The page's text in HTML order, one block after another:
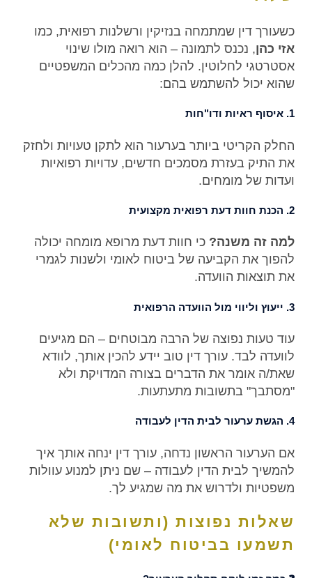
כשעורך דין שמתמחה בנזיקין ורשלנות רפואית, כמו
אזי כהן, נכנס לתמונה – הוא רואה מולו שינוי
אסטרטגי לחלוטין. להלן כמה מהכלים המשפטיים
שהוא יכול להשתמש בהם:
1. איסוף ראיות ודו"חות
החלק הקריטי ביותר בערעור הוא לתקן טעויות ולחזק
את התיק בעזרת מסמכים חדשים, עדויות רפואיות
ועדות של מומחים.
2. הכנת חוות דעת רפואית מקצועית
למה זה משנה? כי חוות דעת מרופא מומחה יכולה
להפוך את הקביעה של ביטוח לאומי ולשנות לגמרי
את תוצאות הוועדה.
3. ייעוץ וליווי מול הוועדה הרפואית
עוד טעות נפוצה של הרבה מבוטחים – הם מגיעים
לוועדה לבד. עורך דין טוב יידע להכין אותך, לוודא
שאת/ה אומר את הדברים בצורה המדויקת ולא
"מסתבך" בתשובות מתעתעות.
4. הגשת ערעור לבית הדין לעבודה
אם הערעור הראשון נדחה, עורך דין ינחה אותך איך
להמשיך לבית הדין לעבודה – שם ניתן למנוע עוולות
משפטיות ולדרוש את מה שמגיע לך.
שאלות נפוצות (ותשובות שלא
תשמעו בביטוח לאומי)